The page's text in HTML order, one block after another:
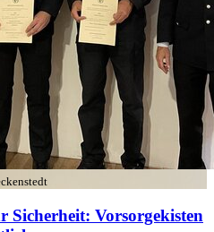
Sicherheit: Vorsorgekisten